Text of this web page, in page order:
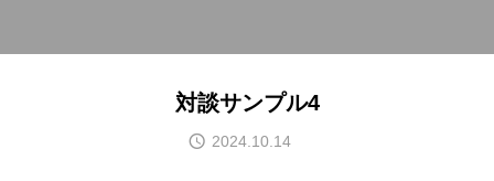
対談サンプル4
2024.10.14